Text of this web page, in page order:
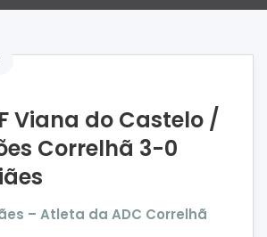
Viana do Castelo /
Correlhã 3-0
– Atleta da ADC Correlhã